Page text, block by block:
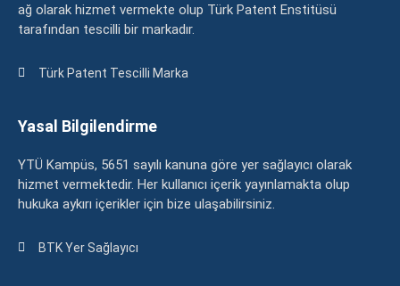
ağ olarak hizmet vermekte olup Türk Patent Enstitüsü
tarafından tescilli bir markadır.
Türk Patent Tescilli Marka
Yasal Bilgilendirme
YTÜ Kampüs, 5651 sayılı kanuna göre yer sağlayıcı olarak
hizmet vermektedir. Her kullanıcı içerik yayınlamakta olup
hukuka aykırı içerikler için bize ulaşabilirsiniz.
BTK Yer Sağlayıcı